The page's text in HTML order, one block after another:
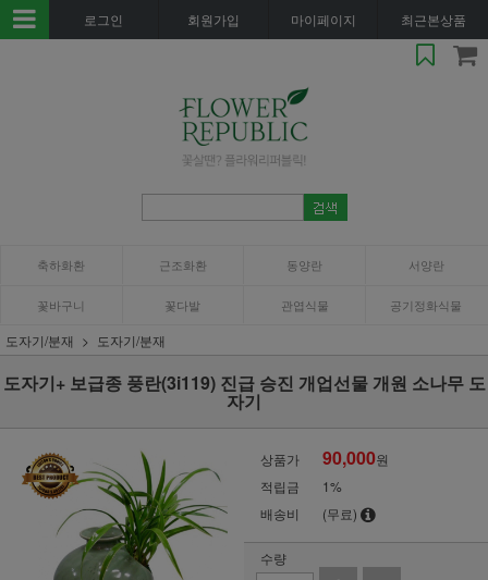
로그인 회원가입 마이페이지 최근본상품
축하화환 근조화환 동양란 서양란
꽃바구니 꽃다발 관엽식물 공기정화식물
도자기/분재 도자기/분재
도자기+ 보급종 풍란(3i119) 진급 승진 개업선물 개원 소나무 도
자기
상품가 90,000원
적립금
1%
배송비
(무료)
수량